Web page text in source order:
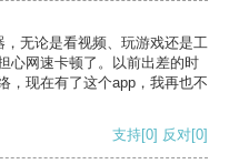
无论是看视频、玩游戏还是工
心网速卡顿了。以前出差的时
，现在有了这个app，我再也不
支持[0] 反对[0]